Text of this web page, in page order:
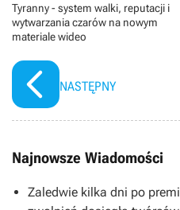
Tyranny - system walki, reputacji i
wytwarzania czarów na nowym
materiale wideo
NASTĘPNY
Najnowsze Wiadomości
Zaledwie kilka dni po